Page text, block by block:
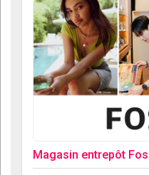
Magasin entrepôt